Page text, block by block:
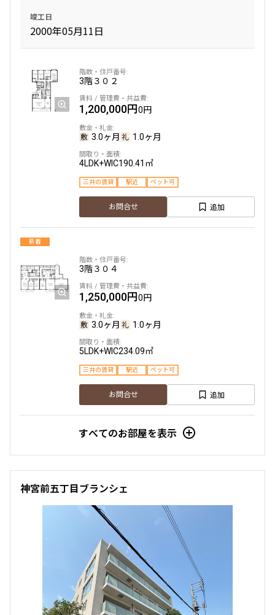
専有面積
築年数
3年以内
20年以内
指定なし
3分以内
15分以内
申込無し物件のみ表示
より詳細な絞り込み
建物施設やお部屋の設備、方位、階数などの絞り込みが
設定する
竣工日
2000年05月11日
3階３０２
1,200,000円0円
3.0ヶ月 1.0ヶ月
4LDK+WIC190.41㎡
三井の賃貸 駅近 ペット可
お問合せ 追加
新着
3階３０４
1,250,000円0円
3.0ヶ月 1.0ヶ月
5LDK+WIC234.09㎡
三井の賃貸 駅近 ペット可
お問合せ 追加
すべてのお部屋を表示
神宮前五丁目ブランシェ